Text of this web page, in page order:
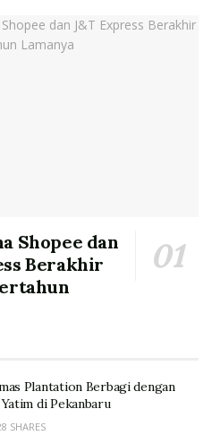
Shopee dan
Berakhir
Plantation Berbagi dengan
di Pekanbaru
SHARES